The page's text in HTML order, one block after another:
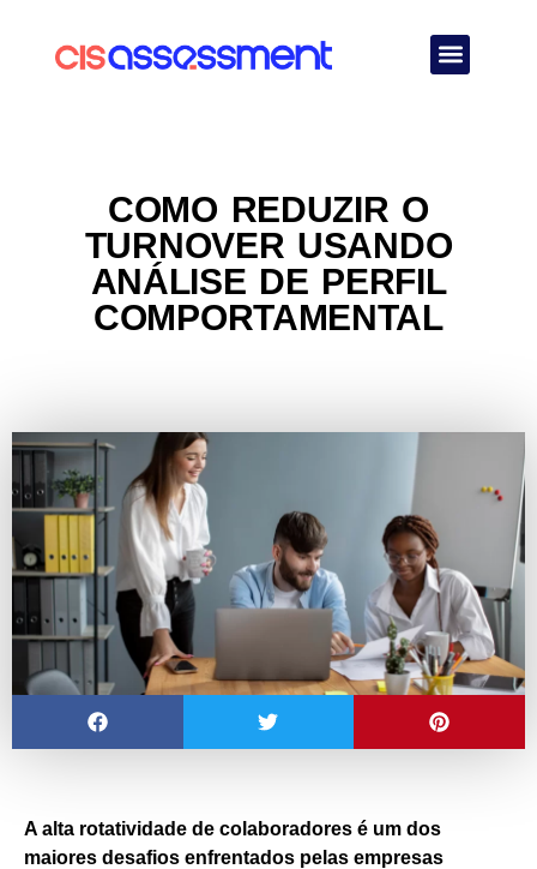
COMO REDUZIR O
TURNOVER USANDO
ANÁLISE DE PERFIL
COMPORTAMENTAL
A alta rotatividade de colaboradores é um dos
maiores desafios enfrentados pelas empresas